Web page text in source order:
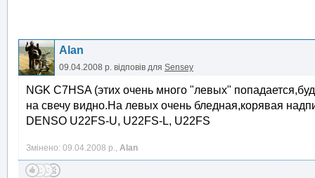
Alan
09.04.2008 р. відповів для Sensey
NGK C7HSA (этих очень много "левых"
на свечу видно.На левых очень бледная,корявая
DENSO U22FS-U, U22FS-L, U22FS
Змінено: 09.04.2008 р., Alan